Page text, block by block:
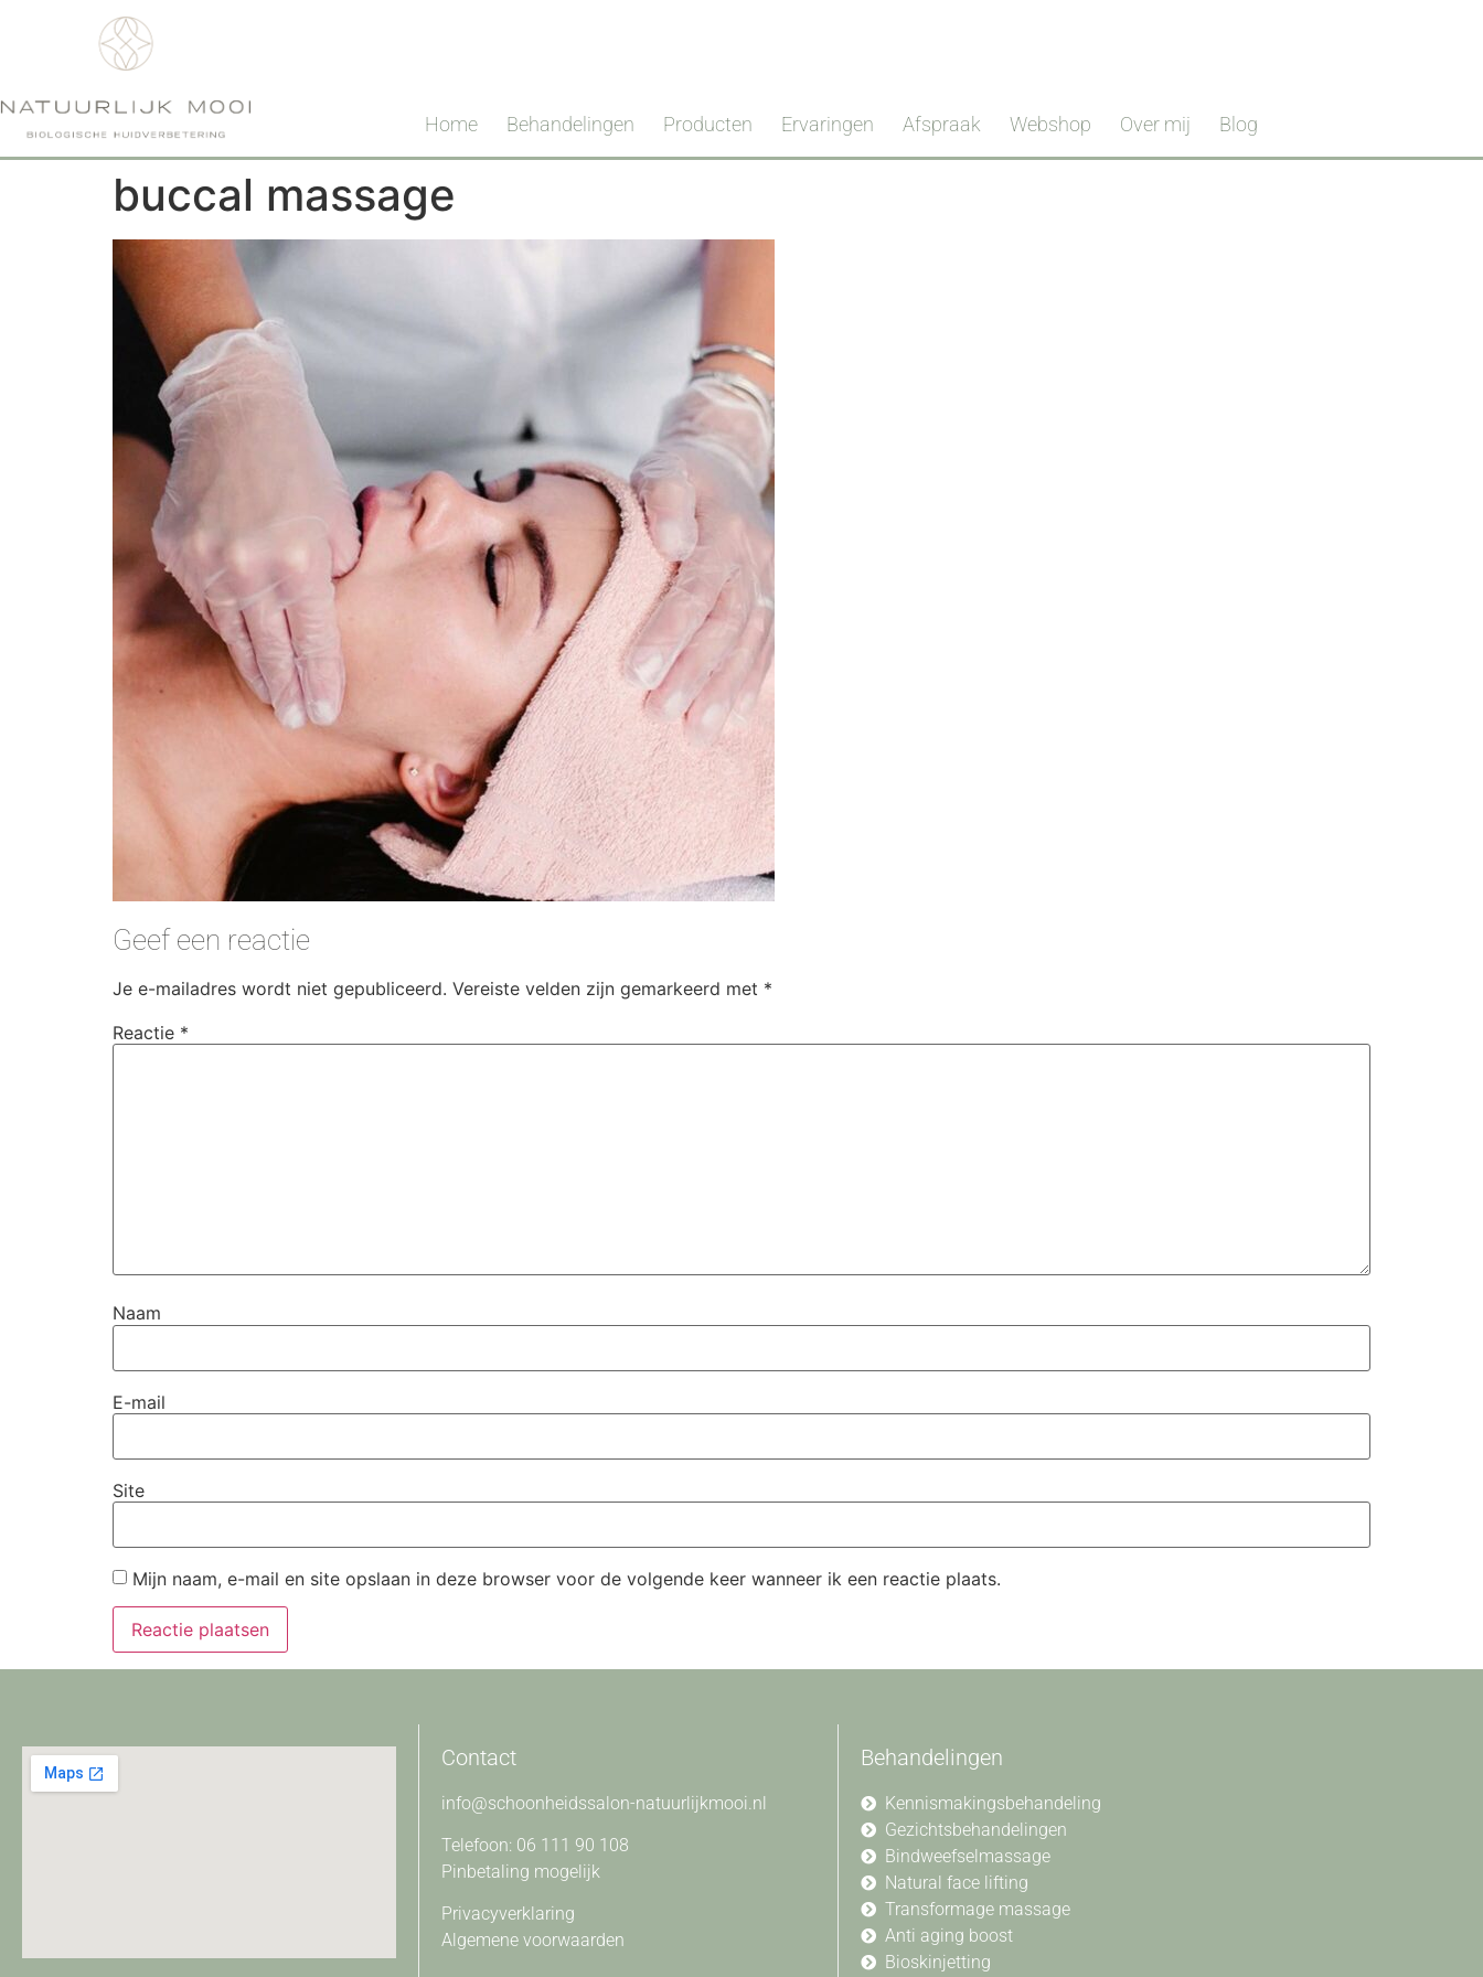
Home Behandelingen Producten Ervaringen Afspraak Webshop Over mij Blog
buccal massage
Geef een reactie
Je e-mailadres wordt niet gepubliceerd. Vereiste velden zijn gemarkeerd met *
Reactie *
Naam
E-mail
Site
Mijn naam, e-mail en site opslaan in deze browser voor de volgende keer wanneer ik een reactie plaats.
Contact
info@schoonheidssalon-natuurlijkmooi.nl
Telefoon: 06 111 90 108
Pinbetaling mogelijk
Privacyverklaring
Algemene voorwaarden
Behandelingen
Kennismakingsbehandeling
Gezichtsbehandelingen
Bindweefselmassage
Natural face lifting
Transformage massage
Anti aging boost
Bioskinjetting